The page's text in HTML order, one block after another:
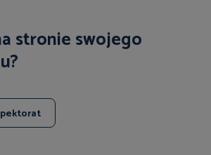
stronie swojego